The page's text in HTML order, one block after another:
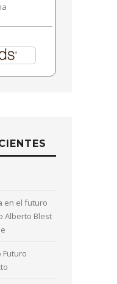
en el futuro
Alberto Blest
Futuro